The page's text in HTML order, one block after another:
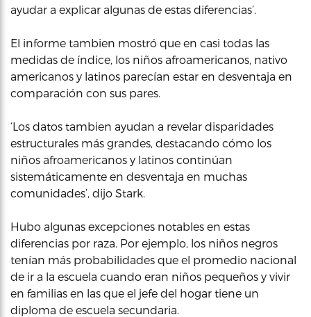
ayudar a explicar algunas de estas diferencias’.
El informe tambien mostró que en casi todas las
medidas de índice, los niños afroamericanos, nativo
americanos y latinos parecían estar en desventaja en
comparación con sus pares.
‘Los datos tambien ayudan a revelar disparidades
estructurales más grandes, destacando cómo los
niños afroamericanos y latinos continúan
sistemáticamente en desventaja en muchas
comunidades’, dijo Stark.
Hubo algunas excepciones notables en estas
diferencias por raza. Por ejemplo, los niños negros
tenían más probabilidades que el promedio nacional
de ir a la escuela cuando eran niños pequeños y vivir
en familias en las que el jefe del hogar tiene un
diploma de escuela secundaria.